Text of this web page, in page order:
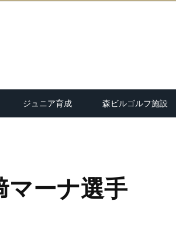
ジュニア育成 森ビルゴルフ施設
マーナ選手